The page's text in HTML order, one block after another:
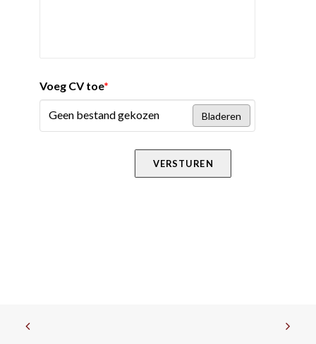
Voeg CV toe*
Geen bestand gekozen Bladeren
VERSTUREN